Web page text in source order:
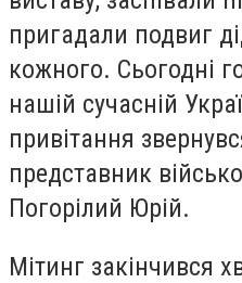
пригадали подвиг
кожного. Сьогодні
нашій сучасній
привітання
представник
Погорілий Юрій.
Мітинг закінчився